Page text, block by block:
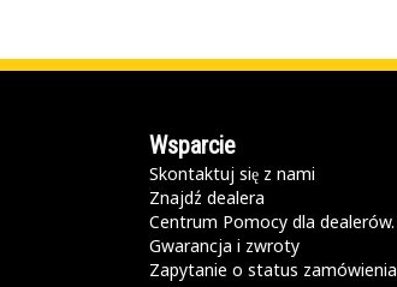
Wsparcie
Skontaktuj się z nami
Znajdź dealera
Centrum Pomocy dla dealerów.
Gwarancja i zwroty
Zapytanie o status zamówienia